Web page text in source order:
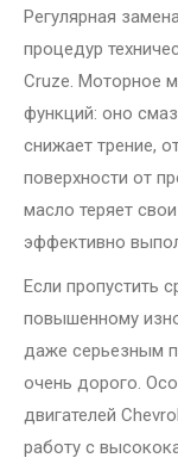
Регулярная
процедур
Cruze. Моторное
функций: оно
снижает трение,
поверхности от
масло теряет
эффективно
Если пропустить
повышенному
даже серьезным
очень дорого.
двигателей
работу с